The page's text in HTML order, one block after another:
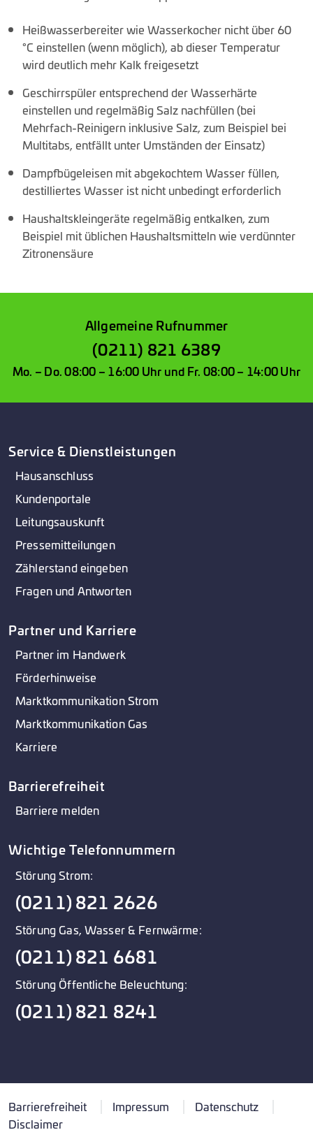
Heißwasserbereiter wie Wasserkocher nicht über 60
°C einstellen (wenn möglich), ab dieser Temperatur
wird deutlich mehr Kalk freigesetzt
Geschirrspüler entsprechend der Wasserhärte
einstellen und regelmäßig Salz nachfüllen (bei
Mehrfach-Reinigern inklusive Salz, zum Beispiel bei
Multitabs, entfällt unter Umständen der Einsatz)
Dampfbügeleisen mit abgekochtem Wasser füllen,
destilliertes Wasser ist nicht unbedingt erforderlich
Haushaltskleingeräte regelmäßig entkalken, zum
Beispiel mit üblichen Haushaltsmitteln wie verdünnter
Zitronensäure
Allgemeine Rufnummer
(0211) 821 6389
Mo. – Do. 08:00 – 16:00 Uhr und Fr. 08:00 – 14:00 Uhr
Service & Dienstleistungen
Hausanschluss
Kundenportale
Leitungsauskunft
Pressemitteilungen
Zählerstand eingeben
Fragen und Antworten
Partner und Karriere
Partner im Handwerk
Förderhinweise
Marktkommunikation Strom
Marktkommunikation Gas
Karriere
Barrierefreiheit
Barriere melden
Wichtige Telefonnummern
Störung Strom:
(0211) 821 2626
Störung Gas, Wasser & Fernwärme:
(0211) 821 6681
Störung Öffentliche Beleuchtung:
(0211) 821 8241
Barrierefreiheit Impressum
Datenschutz
Disclaimer